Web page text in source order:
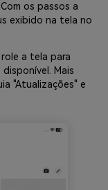
os passos a
exibido na tela no
a tela para
Mais
"Atualizações" e